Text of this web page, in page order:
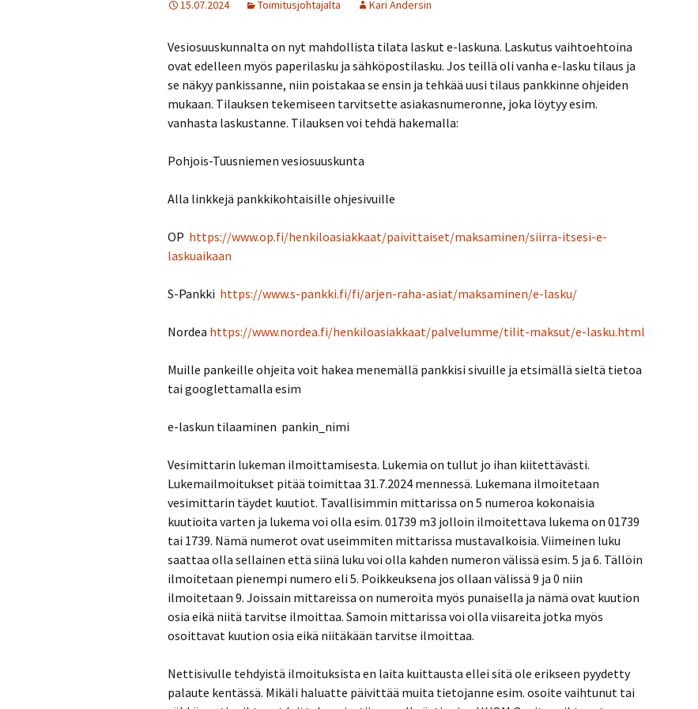
Toiminta-Alue Häiriötilanteet
Usein kysyttyä
15.07.2024 Toimitusjohtajalta Kari Andersin
Vesiosuuskunnalta on nyt mahdollista tilata laskut e-laskuna. Laskutus vaihtoehtoina
ovat edelleen myös paperilasku ja sähköpostilasku. Jos teillä oli vanha e-lasku tilaus ja
se näkyy pankissanne, niin poistakaa se ensin ja tehkää uusi tilaus pankkinne ohjeiden
mukaan. Tilauksen tekemiseen tarvitsette asiakasnumeronne, joka löytyy esim.
vanhasta laskustanne. Tilauksen voi tehdä hakemalla:
Pohjois-Tuusniemen vesiosuuskunta
Alla linkkejä pankkikohtaisille ohjesivuille
OP https://www.op.fi/henkiloasiakkaat/paivittaiset/maksaminen/siirra-itsesi-e-
laskuaikaan
S-Pankki https://www.s-pankki.fi/fi/arjen-raha-asiat/maksaminen/e-lasku/
Nordea https://www.nordea.fi/henkiloasiakkaat/palvelumme/tilit-maksut/e-lasku.html
Muille pankeille ohjeita voit hakea menemällä pankkisi sivuille ja etsimällä sieltä tietoa
tai googlettamalla esim
e-laskun tilaaminen pankin_nimi
Vesimittarin lukeman ilmoittamisesta. Lukemia on tullut jo ihan kiitettävästi.
Lukemailmoitukset pitää toimittaa 31.7.2024 mennessä. Lukemana ilmoitetaan
vesimittarin täydet kuutiot. Tavallisimmin mittarissa on 5 numeroa kokonaisia
kuutioita varten ja lukema voi olla esim. 01739 m3 jolloin ilmoitettava lukema on 01739
tai 1739. Nämä numerot ovat useimmiten mittarissa mustavalkoisia. Viimeinen luku
saattaa olla sellainen että siinä luku voi olla kahden numeron välissä esim. 5 ja 6. Tällöin
ilmoitetaan pienempi numero eli 5. Poikkeuksena jos ollaan välissä 9 ja 0 niin
ilmoitetaan 9. Joissain mittareissa on numeroita myös punaisella ja nämä ovat kuution
osia eikä niitä tarvitse ilmoittaa. Samoin mittarissa voi olla viisareita jotka myös
osoittavat kuution osia eikä niitäkään tarvitse ilmoittaa.
Nettisivulle tehdyistä ilmoituksista en laita kuittausta ellei sitä ole erikseen pyydetty
palaute kentässä. Mikäli haluatte päivittää muita tietojanne esim. osoite vaihtunut tai